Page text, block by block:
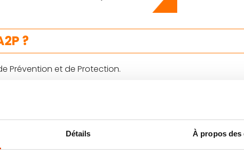
Détails À propos des
?
Prévention et de Protection.
un cylindre serrure A2P dont la résistance à l’ouverture
de fabricants, utilisateurs, distributeurs, représentants
concernés
avec un indice allant de 1 à 3 étoiles